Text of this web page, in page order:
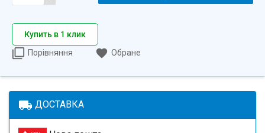
Купить в 1 клик
Порівняння
Обране
local_shipping ДОСТАВКА